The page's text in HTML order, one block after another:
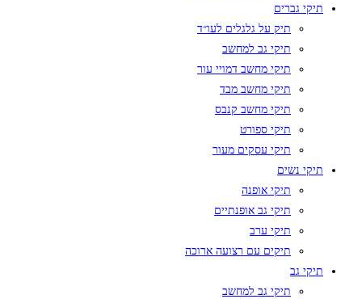
תיקי גברים
תיק על גלגלים לעו״ד
תיקי גב למחשב
תיקי מחשב דמויי עור
תיקי מחשב מבד
תיקי מחשב קנבס
תיקי ספורט
תיקי עסקים מעור
תיקי נשים
תיקי אופנה
תיקי גב אופנתיים
תיקי ערב
תיקים עם רצועה ארוכה
תיקי גב
תיקי גב למחשב